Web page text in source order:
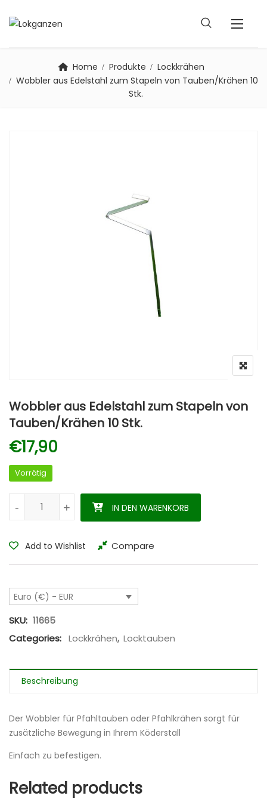
Home Produkte
Lockkrähen
Wobbler aus Edelstahl zum Stapeln von Tauben/Krähen 10
Stk.
Wobbler aus Edelstahl zum Stapeln von
Tauben/Krähen 10 Stk.
€17,90
Vorrätig
Wobbler aus Edelstahl zum Stapeln von Tauben/Krähen 10
+
- +
- IN DEN WARENKORB
Add to Wishlist Compare
Euro (€) - EUR
SKU: 11665
Categories: Lockkrähen, Locktauben
Beschreibung
Der Wobbler für Pfahltauben oder Pfahlkrähen sorgt für
zusätzliche Bewegung in Ihrem Köderstall
Einfach zu befestigen.
Related products